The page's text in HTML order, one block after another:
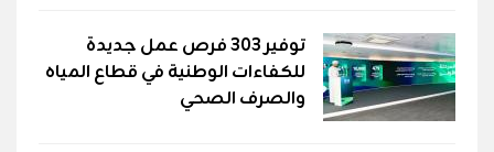
توفير 303 فرص عمل جديدة
للكفاءات الوطنية في قطاع المياه
والصرف الصحي